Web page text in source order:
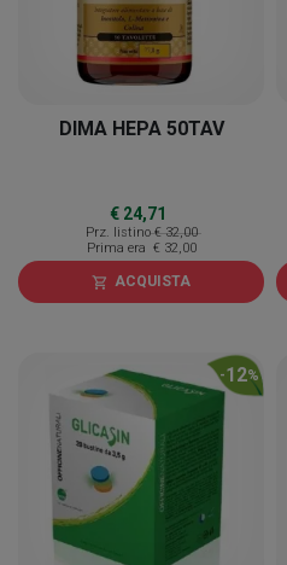
DIMA HEPA 50TAV
€ 24,71
Prz. listino € 32,00
Prima era € 32,00
shopping_cart ACQUISTA
-12%